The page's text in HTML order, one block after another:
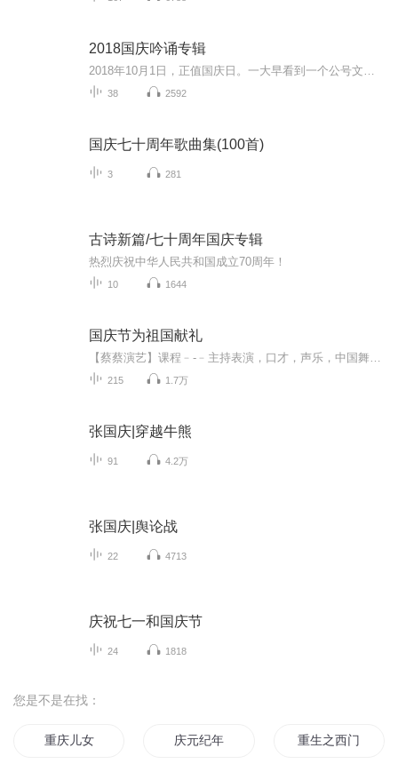
2018国庆吟诵专辑
38 2592
国庆七十周年歌曲集(100首)
3 281
古诗新篇/七十周年国庆专辑
热烈庆祝中华人民共和国成立70周年！
10 1644
国庆节为祖国献礼
215 1.7万
张国庆|穿越牛熊
91 4.2万
张国庆|舆论战
22 4713
庆祝七一和国庆节
24 1818
您是不是在找：
重庆儿女 庆元纪年 重生之西门庆